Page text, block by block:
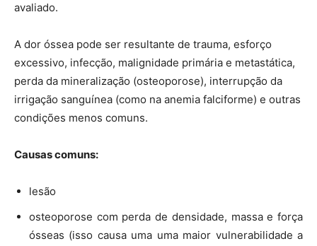
avaliado.
A dor óssea pode ser resultante de trauma, esforço
excessivo, infecção, malignidade primária e metastática,
perda da mineralização (osteoporose), interrupção da
irrigação sanguínea (como na anemia falciforme) e outras
condições menos comuns.
Causas comuns:
lesão
osteoporose com perda de densidade, massa e força
ósseas (isso causa uma uma maior vulnerabilidade a